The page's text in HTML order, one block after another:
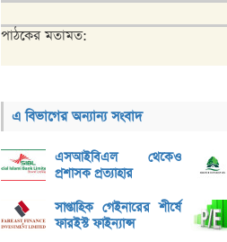
পাঠকের মতামত:
এ বিভাগের অন্যান্য সংবাদ
এসআইবিএল থেকেও
প্রশাসক প্রত্যাহার
সাপ্তাহিক গেইনারের শীর্ষে
ফারইস্ট ফাইন্যান্স